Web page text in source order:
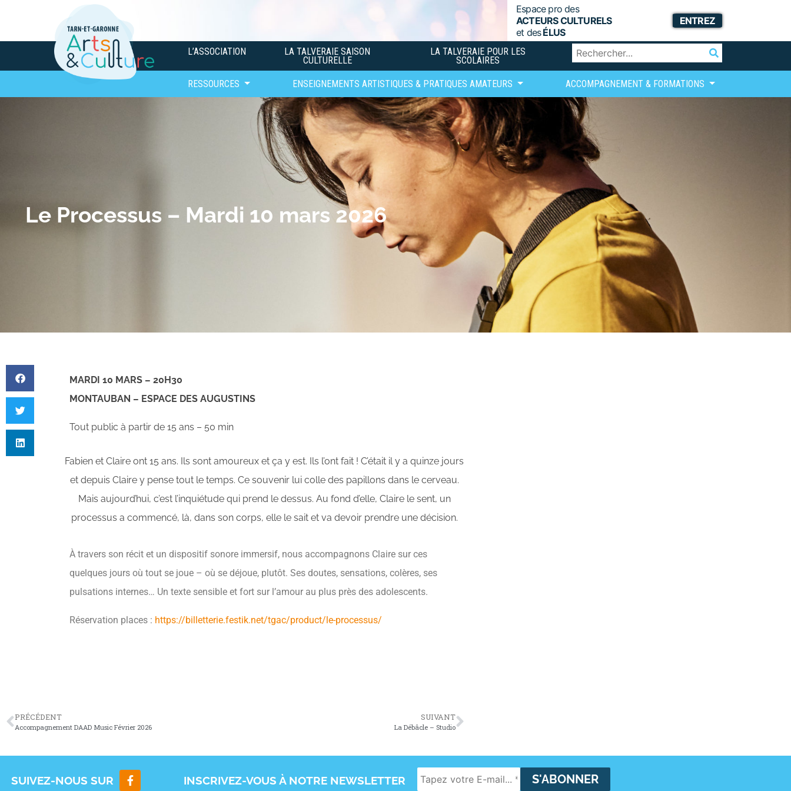
Espace pro des
ACTEURS CULTURELS
et desÉLUS
ENTREZ
L’ASSOCIATION LA TALVERAIE SAISON
CULTURELLE
LA TALVERAIE POUR LES
SCOLAIRES
RESSOURCES ENSEIGNEMENTS ARTISTIQUES & PRATIQUES AMATEURS ACCOMPAGNEMENT & FORMATIONS
Le Processus – Mardi 10 mars 2026
MARDI 10 MARS – 20H30
MONTAUBAN – ESPACE DES AUGUSTINS
Tout public à partir de 15 ans – 50 min
Fabien et Claire ont 15 ans. Ils sont amoureux et ça y est. Ils l’ont fait ! C’était il y a quinze jours
et depuis Claire y pense tout le temps. Ce souvenir lui colle des papillons dans le cerveau.
Mais aujourd’hui, c’est l’inquiétude qui prend le dessus. Au fond d’elle, Claire le sent, un
processus a commencé, là, dans son corps, elle le sait et va devoir prendre une décision.
À travers son récit et un dispositif sonore immersif, nous accompagnons Claire sur ces
quelques jours où tout se joue – où se déjoue, plutôt. Ses doutes, sensations, colères, ses
pulsations internes… Un texte sensible et fort sur l’amour au plus près des adolescents.
Réservation places : https://billetterie.festik.net/tgac/product/le-processus/
PRÉCÉDENT
Accompagnement DAAD Music Février 2026
SUIVANT
La Débâcle – Studio
SUIVEZ-NOUS SUR INSCRIVEZ-VOUS À NOTRE NEWSLETTER